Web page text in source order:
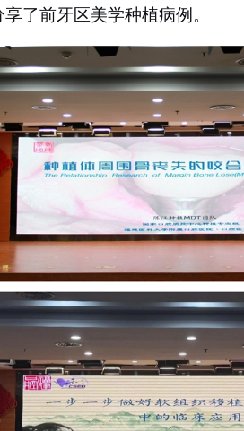
享了前牙区美学种植病例。